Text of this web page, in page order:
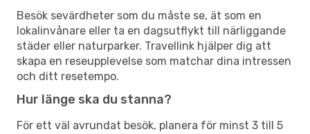
Besök sevärdheter som du måste se, ät som en
lokalinvånare eller ta en dagsutflykt till närliggande
städer eller naturparker. Travellink hjälper dig att
skapa en reseupplevelse som matchar dina intressen
och ditt resetempo.
Hur länge ska du stanna?
För ett väl avrundat besök, planera för minst 3 till 5